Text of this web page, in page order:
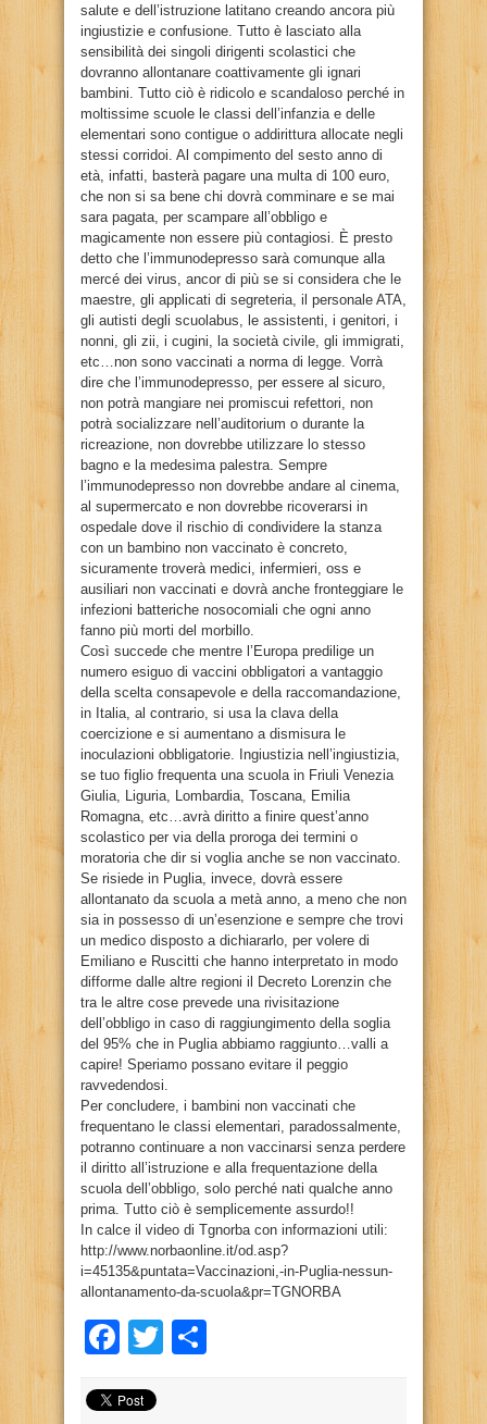
salute e dell’istruzione latitano creando ancora più
ingiustizie e confusione. Tutto è lasciato alla
sensibilità dei singoli dirigenti scolastici che
dovranno allontanare coattivamente gli ignari
bambini. Tutto ciò è ridicolo e scandaloso perché in
moltissime scuole le classi dell’infanzia e delle
elementari sono contigue o addirittura allocate negli
stessi corridoi. Al compimento del sesto anno di
età, infatti, basterà pagare una multa di 100 euro,
che non si sa bene chi dovrà comminare e se mai
sara pagata, per scampare all’obbligo e
magicamente non essere più contagiosi. È presto
detto che l’immunodepresso sarà comunque alla
mercé dei virus, ancor di più se si considera che le
maestre, gli applicati di segreteria, il personale ATA,
gli autisti degli scuolabus, le assistenti, i genitori, i
nonni, gli zii, i cugini, la società civile, gli immigrati,
etc…non sono vaccinati a norma di legge. Vorrà
dire che l’immunodepresso, per essere al sicuro,
non potrà mangiare nei promiscui refettori, non
potrà socializzare nell’auditorium o durante la
ricreazione, non dovrebbe utilizzare lo stesso
bagno e la medesima palestra. Sempre
l’immunodepresso non dovrebbe andare al cinema,
al supermercato e non dovrebbe ricoverarsi in
ospedale dove il rischio di condividere la stanza
con un bambino non vaccinato è concreto,
sicuramente troverà medici, infermieri, oss e
ausiliari non vaccinati e dovrà anche fronteggiare le
infezioni batteriche nosocomiali che ogni anno
fanno più morti del morbillo.
Così succede che mentre l’Europa predilige un
numero esiguo di vaccini obbligatori a vantaggio
della scelta consapevole e della raccomandazione,
in Italia, al contrario, si usa la clava della
coercizione e si aumentano a dismisura le
inoculazioni obbligatorie. Ingiustizia nell’ingiustizia,
se tuo figlio frequenta una scuola in Friuli Venezia
Giulia, Liguria, Lombardia, Toscana, Emilia
Romagna, etc…avrà diritto a finire quest’anno
scolastico per via della proroga dei termini o
moratoria che dir si voglia anche se non vaccinato.
Se risiede in Puglia, invece, dovrà essere
allontanato da scuola a metà anno, a meno che non
sia in possesso di un’esenzione e sempre che trovi
un medico disposto a dichiararlo, per volere di
Emiliano e Ruscitti che hanno interpretato in modo
difforme dalle altre regioni il Decreto Lorenzin che
tra le altre cose prevede una rivisitazione
dell’obbligo in caso di raggiungimento della soglia
del 95% che in Puglia abbiamo raggiunto…valli a
capire! Speriamo possano evitare il peggio
ravvedendosi.
Per concludere, i bambini non vaccinati che
frequentano le classi elementari, paradossalmente,
potranno continuare a non vaccinarsi senza perdere
il diritto all’istruzione e alla frequentazione della
scuola dell’obbligo, solo perché nati qualche anno
prima. Tutto ciò è semplicemente assurdo!!
In calce il video di Tgnorba con informazioni utili:
http://www.norbaonline.it/od.asp?
i=45135&puntata=Vaccinazioni,-in-Puglia-nessun-
allontanamento-da-scuola&pr=TGNORBA
Facebook
Twitter